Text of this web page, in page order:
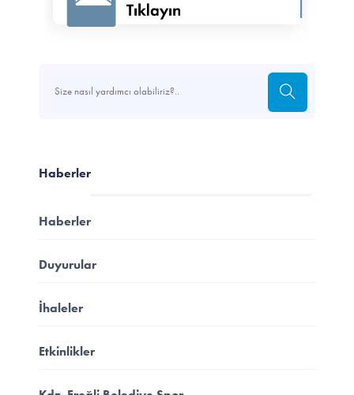
Haberler
Haberler
Duyurular
İhaleler
Etkinlikler